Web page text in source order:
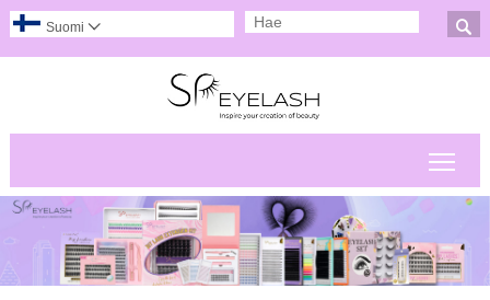

Suomi 